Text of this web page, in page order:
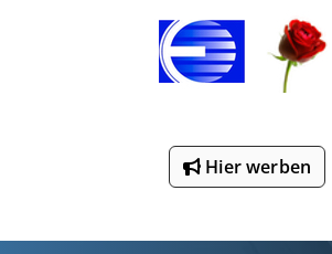
Hier werben